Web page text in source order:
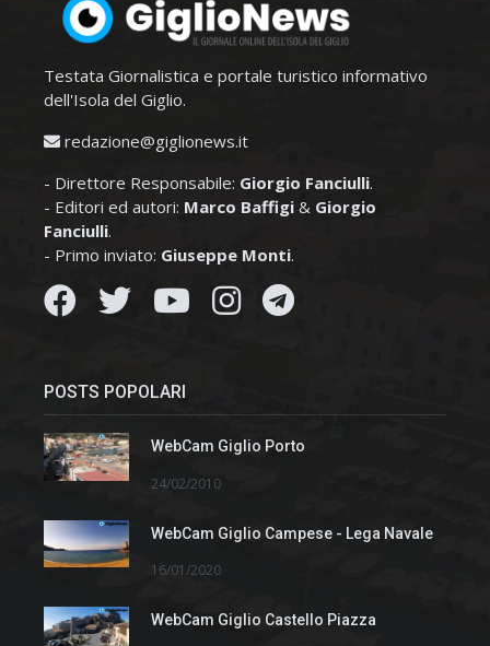
Testata Giornalistica e portale turistico informativo
dell'Isola del Giglio.
redazione@giglionews.it
- Direttore Responsabile: Giorgio Fanciulli.
- Editori ed autori: Marco Baffigi & Giorgio
Fanciulli.
- Primo inviato: Giuseppe Monti.
POSTS POPOLARI
WebCam Giglio Porto
24/02/2010
WebCam Giglio Campese - Lega Navale
16/01/2020
WebCam Giglio Castello Piazza